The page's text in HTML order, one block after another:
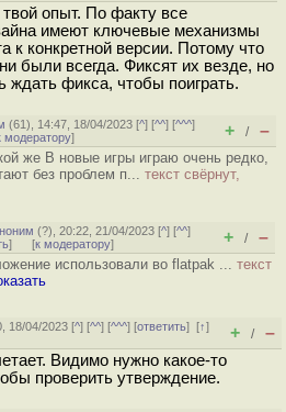
твой опыт. По факту все
имеют ключевые механизмы
к конкретной версии. Потому что
были всегда. Фиксят их везде, но
ждать фикса, чтобы поиграть.
(61), 14:47, 18/04/2023 [^] [^^] [^^^]
модератору] + / –
же В новые игры играю очень редко,
без проблем п... текст свёрнут,
(?), 20:22, 21/04/2023 [^] [^^]
] [к модератору] + / –
использовали во flatpak ... текст
18/04/2023 [^] [^^] [^^^] [ответить][↑]
+ / –
Видимо нужно какое-то
проверить утверждение.